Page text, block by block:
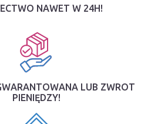
NAWET W 24H!
LUB ZWROT
PIENIĘDZY!